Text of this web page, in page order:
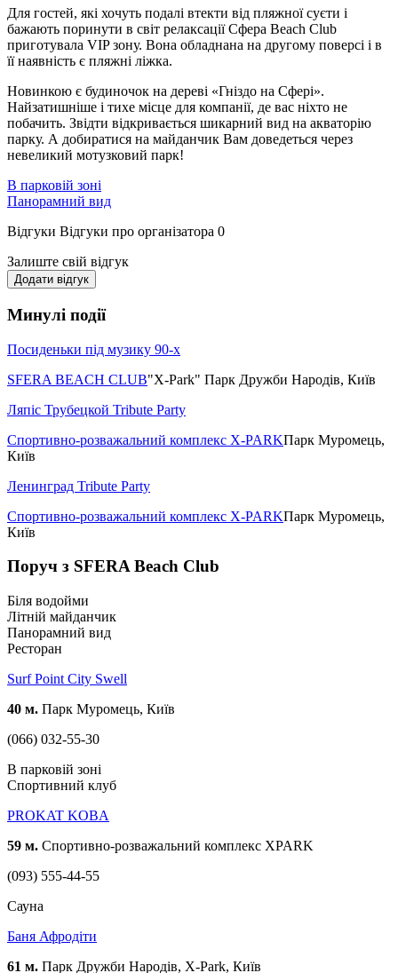
Для гостей, які хочуть подалі втекти від пляжної суєти і
бажають поринути в світ релаксації Сфера Beach Club
приготувала VIP зону. Вона обладнана на другому поверсі і в
її наявність є пляжні ліжка.
Новинкою є будиночок на дереві «Гніздо на Сфері».
Найзатишніше і тихе місце для компанії, де вас ніхто не
побачить. Звідти відкривається шикарний вид на акваторію
парку. А добиратися на майданчик Вам доведеться через
невеликий мотузковий парк!
В парковій зоні
Панорамний вид
Відгуки Відгуки про організатора 0
Залиште свій відгук
Додати відгук
Минулі події
Посиденьки під музику 90-х
SFERA BEACH CLUB"X-Park" Парк Дружби Народів, Київ
Ляпіс Трубецкой Tribute Party
Спортивно-розважальний комплекс X-PARKПарк Муромець,
Київ
Ленинград Tribute Party
Спортивно-розважальний комплекс X-PARKПарк Муромець,
Київ
Поруч з SFERA Beach Club
Біля водойми
Літній майданчик
Панорамний вид
Ресторан
Surf Point City Swell
40 м. Парк Муромець, Київ
(066) 032-55-30
В парковій зоні
Спортивний клуб
PROKAT KOBA
59 м. Спортивно-розважальний комплекс XPARK
(093) 555-44-55
Cауна
Баня Афродіти
61 м. Парк Дружби Народів, X-Park, Київ